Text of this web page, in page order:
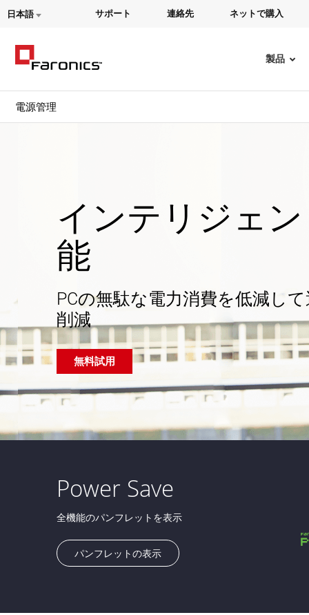
日本語 サポート 連絡先 ネットで購入
製品
電源管理
インテリジェ
能
PCの無駄な電力消費を低減し
削減
無料試用
Power Save
全機能のパンフレットを表示
パンフレットの表示